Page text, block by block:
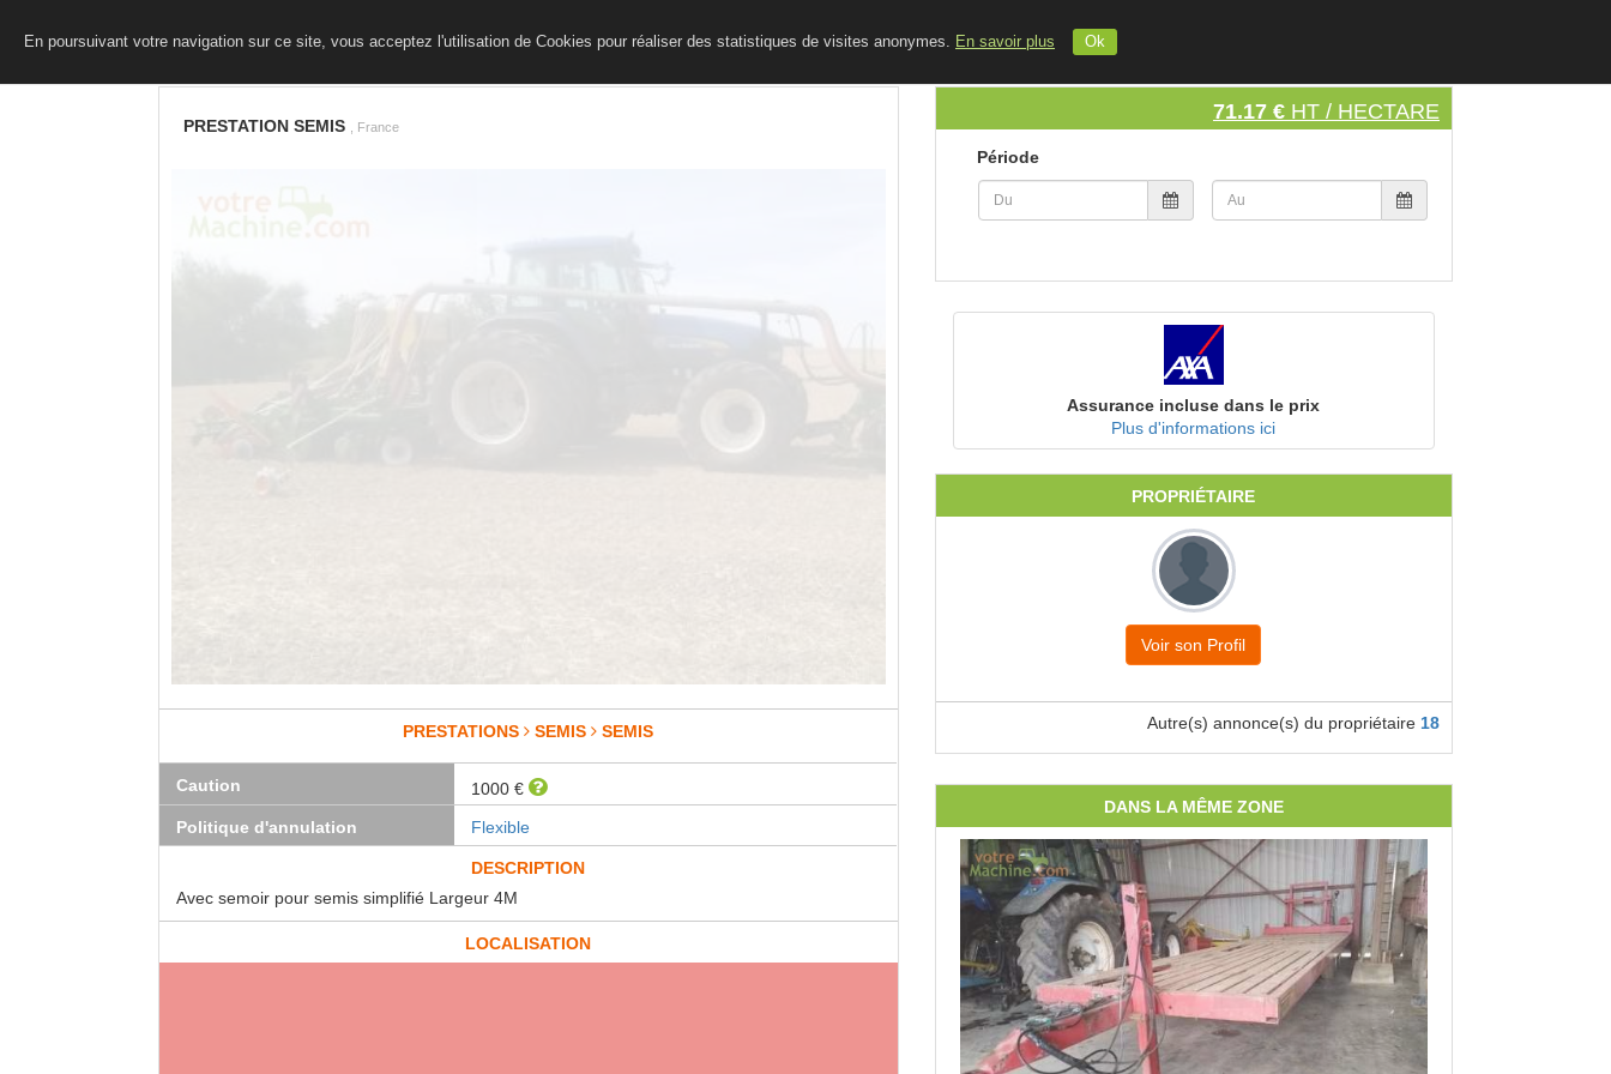
INSCRIVEZ VOTRE MATERIEL
En poursuivant votre navigation sur ce site, vous acceptez l'utilisation de Cookies pour réaliser des statistiques de visites anonymes. En savoir plus Ok
PRESTATION SEMIS , France
PRESTATIONS SEMIS SEMIS
Caution
1000 €
Politique d'annulation
Flexible
DESCRIPTION
Avec semoir pour semis simplifié Largeur 4M
LOCALISATION
71.17 € HT / HECTARE
Période
Assurance incluse dans le prix
Plus d'informations ici
PROPRIÉTAIRE
Voir son Profil
Autre(s) annonce(s) du propriétaire 18
DANS LA MÊME ZONE